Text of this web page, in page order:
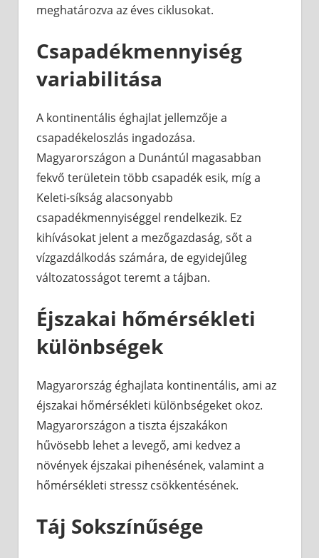
meghatározva az éves ciklusokat.
Csapadékmennyiség
variabilitása
A kontinentális éghajlat jellemzője a
csapadékeloszlás ingadozása.
Magyarországon a Dunántúl magasabban
fekvő területein több csapadék esik, míg a
Keleti-síkság alacsonyabb
csapadékmennyiséggel rendelkezik. Ez
kihívásokat jelent a mezőgazdaság, sőt a
vízgazdálkodás számára, de egyidejűleg
változatosságot teremt a tájban.
Éjszakai hőmérsékleti
különbségek
Magyarország éghajlata kontinentális, ami az
éjszakai hőmérsékleti különbségeket okoz.
Magyarországon a tiszta éjszakákon
hűvösebb lehet a levegő, ami kedvez a
növények éjszakai pihenésének, valamint a
hőmérsékleti stressz csökkentésének.
Táj Sokszínűsége